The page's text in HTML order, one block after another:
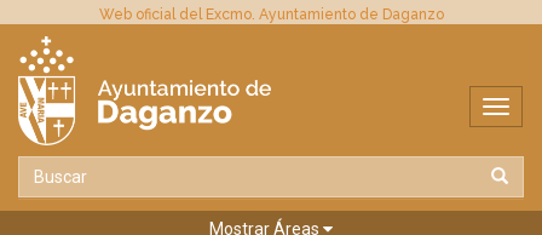
Web oficial del Excmo. Ayuntamiento de Daganzo
Mostrar Áreas